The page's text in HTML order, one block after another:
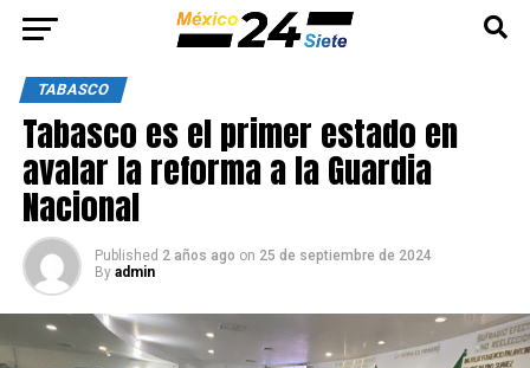
TABASCO
Tabasco es el primer estado en
avalar la reforma a la Guardia
Nacional
Published 2 años ago on 25 de septiembre de 2024
By admin